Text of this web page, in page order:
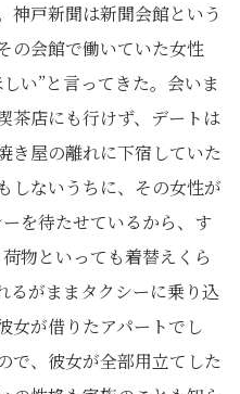
神戸新聞は新聞会館という
の会館で働いていた女性
い”と言ってきた。会いま
茶店にも行けず、デートは
き屋の離れに下宿していた
しないうちに、その女性が
を待たせているから、す
物といっても着替えくら
るがままタクシーに乗り込
女が借りたアパートでし
で、彼女が全部用立てした